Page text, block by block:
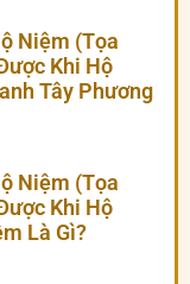
Niệm (Tọa
Khi Hộ
Tây Phương
Niệm (Tọa
Khi Hộ
Là Gì?